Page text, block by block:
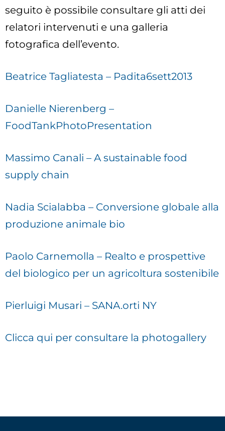
seguito è possibile consultare gli atti dei
relatori intervenuti e una galleria
fotografica dell’evento.
Beatrice Tagliatesta – Padita6sett2013
Danielle Nierenberg –
FoodTankPhotoPresentation
Massimo Canali – A sustainable food
supply chain
Nadia Scialabba – Conversione globale alla
produzione animale bio
Paolo Carnemolla – Realto e prospettive
del biologico per un agricoltura sostenibile
Pierluigi Musari – SANA.orti NY
Clicca qui per consultare la photogallery